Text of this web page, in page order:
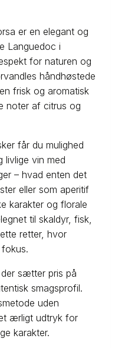
er en elegant og
Languedoc i
for naturen og
håndhøstede
frisk og aromatisk
noter af citrus og
får du mulighed
livlige vin med
– hvad enten det
eller som aperitif
karakter og florale
til skaldyr, fisk,
retter, hvor
sætter pris på
smagsprofil.
uden
ærligt udtryk for
karakter.